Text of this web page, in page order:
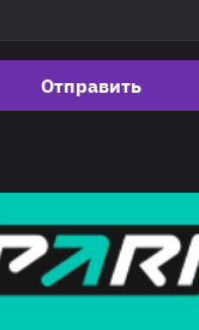
Отправить